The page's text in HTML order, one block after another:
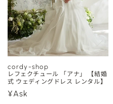
販
売
cordy-shop
レフェクチュール 「アナ」 【結婚
式 ウェディングドレス レンタル】
通
¥Ask